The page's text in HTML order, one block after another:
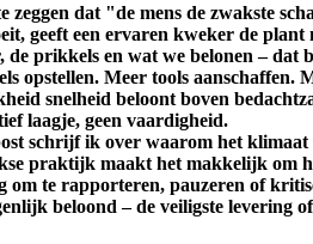
zeggen dat "de mens de zwakste
geeft een ervaren kweker de
de prikkels en wat we belonen – dat
opstellen. Meer tools aanschaffen.
snelheid beloont boven
laagje, geen vaardigheid.
schrijf ik over waarom het klimaat
praktijk maakt het makkelijk om
om te rapporteren, pauzeren of
beloond – de veiligste levering